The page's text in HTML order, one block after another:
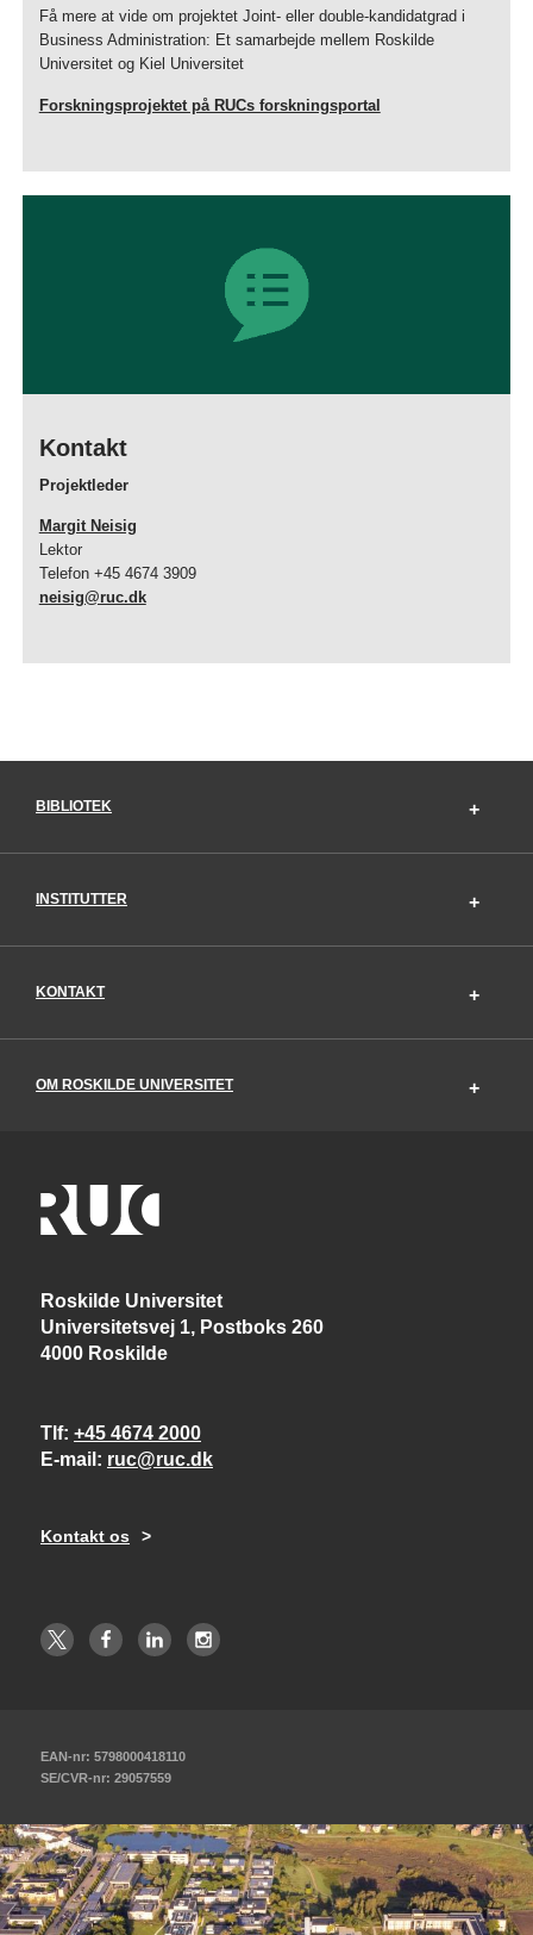
Få mere at vide om projektet Joint- eller double-kandidatgrad i
Business Administration: Et samarbejde mellem Roskilde
Universitet og Kiel Universitet
Forskningsprojektet på RUCs forskningsportal
Kontakt
Projektleder
Margit Neisig
Lektor
Telefon +45 4674 3909
neisig@ruc.dk
BIBLIOTEK
INSTITUTTER
KONTAKT
OM ROSKILDE UNIVERSITET
Roskilde Universitet
Universitetsvej 1, Postboks 260
4000 Roskilde
Tlf +45 4674 2000
E-mail
ruc@ruc.dk
Kontakt os
EAN-nr: 5798000418110
SE/CVR-nr: 29057559